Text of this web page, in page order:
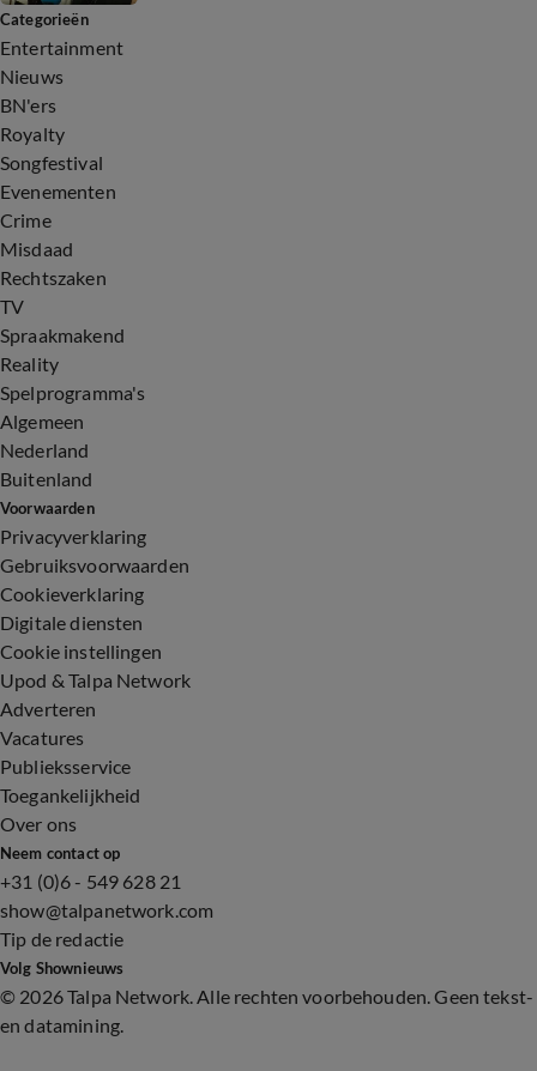
Categorieën
Entertainment
Nieuws
BN'ers
Royalty
Songfestival
Evenementen
Crime
Misdaad
Rechtszaken
TV
Spraakmakend
Reality
Spelprogramma's
Algemeen
Nederland
Buitenland
Voorwaarden
Privacyverklaring
Gebruiksvoorwaarden
Cookieverklaring
Digitale diensten
Cookie instellingen
Upod & Talpa Network
Adverteren
Vacatures
Publieksservice
Toegankelijkheid
Over ons
Neem contact op
+31 (0)6 - 549 628 21
show@talpanetwork.com
Tip de redactie
Volg Shownieuws
© 2026 Talpa Network. Alle rechten voorbehouden. Geen tekst-
en datamining.